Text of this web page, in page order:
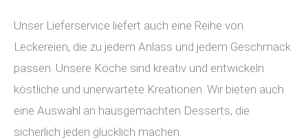
Unser Lieferservice liefert auch eine Reihe von
Leckereien, die zu jedem Anlass und jedem Geschmack
passen. Unsere Köche sind kreativ und entwickeln
köstliche und unerwartete Kreationen. Wir bieten auch
eine Auswahl an hausgemachten Desserts, die
sicherlich jeden glücklich machen.